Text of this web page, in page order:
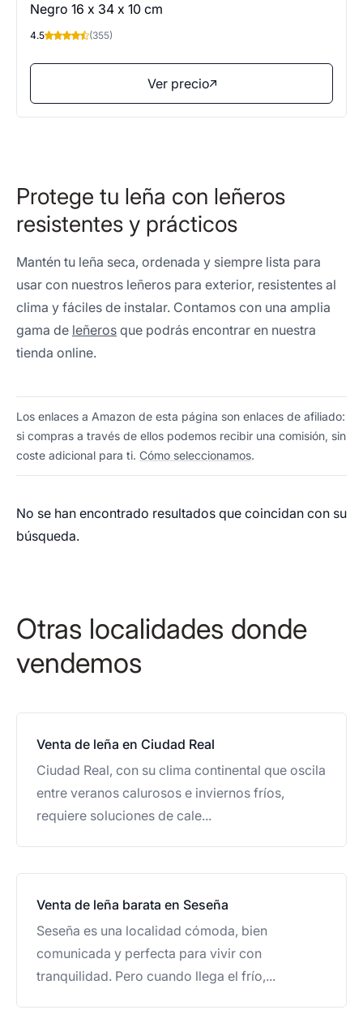
Negro 16 x 34 x 10 cm
4.5 (355)
Ver precio
Protege tu leña con leñeros
resistentes y prácticos
Mantén tu leña seca, ordenada y siempre lista para
usar con nuestros leñeros para exterior, resistentes al
clima y fáciles de instalar. Contamos con una amplia
gama de leñeros que podrás encontrar en nuestra
tienda online.
Los enlaces a Amazon de esta página son enlaces de afiliado:
si compras a través de ellos podemos recibir una comisión, sin
coste adicional para ti. Cómo seleccionamos.
No se han encontrado resultados que coincidan con su
búsqueda.
Otras localidades donde
vendemos
Venta de leña en Ciudad Real
Ciudad Real, con su clima continental que oscila
entre veranos calurosos e inviernos fríos,
requiere soluciones de cale...
Venta de leña barata en Seseña
Seseña es una localidad cómoda, bien
comunicada y perfecta para vivir con
tranquilidad. Pero cuando llega el frío,...